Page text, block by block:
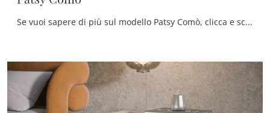
Se vuoi sapere di più sul modello Patsy Comò, clicca e scopri i Comodini e comò Tonin Casa ideali per la tua zona notte.